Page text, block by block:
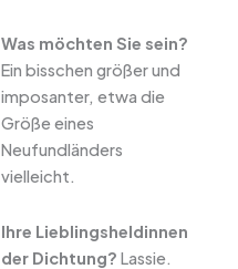
Was möchten Sie sein?
Ein bisschen größer und
imposanter, etwa die
Größe eines
Neufundländers
vielleicht.
Ihre Lieblingsheldinnen
der Dichtung? Lassie.